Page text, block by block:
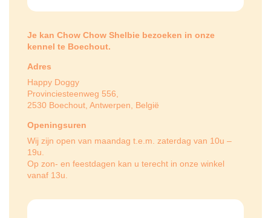
Je kan Chow Chow Shelbie bezoeken in onze
kennel te Boechout.
Adres
Happy Doggy
Provinciesteenweg 556,
2530 Boechout, Antwerpen, België
Openingsuren
Wij zijn open van maandag t.e.m. zaterdag van 10u –
19u.
Op zon- en feestdagen kan u terecht in onze winkel
vanaf 13u.